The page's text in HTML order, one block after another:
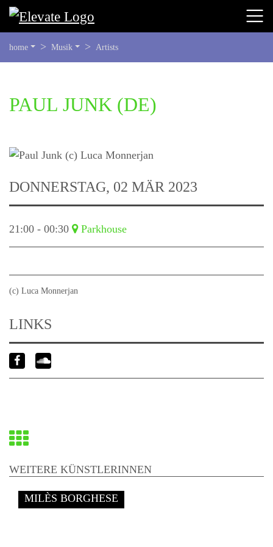
BEFINDEN
SICH
home Musik Artists
BEGINN
DESPAUL JUNK (DE)
DONNERSTAG, 02 MÄR 2023
21:00 - 00:30 Parkhouse
(c) Luca Monnerjan
LINKS
Zurück
zur
Übersicht
WEITERE KÜNSTLERINNEN
MILÈS BORGHESE